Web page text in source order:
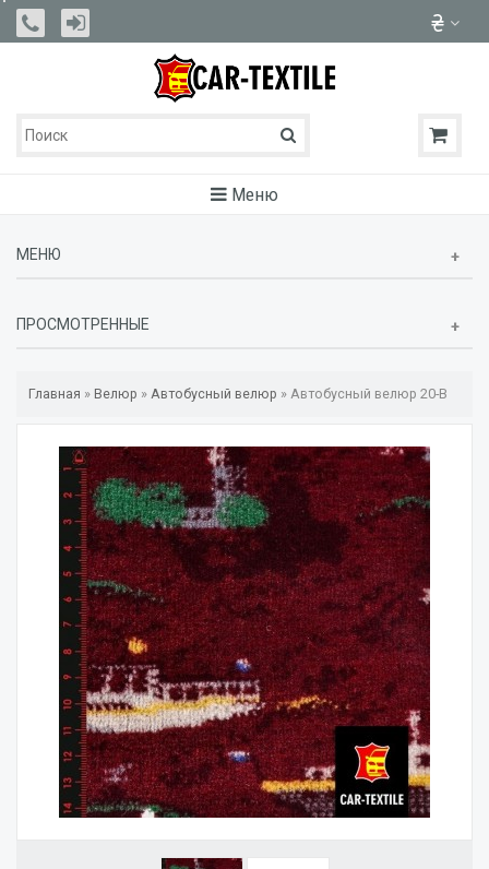
Меню
МЕНЮ
ПРОСМОТРЕННЫЕ
Главная » Велюр » Автобусный велюр » Автобусный велюр 20-B